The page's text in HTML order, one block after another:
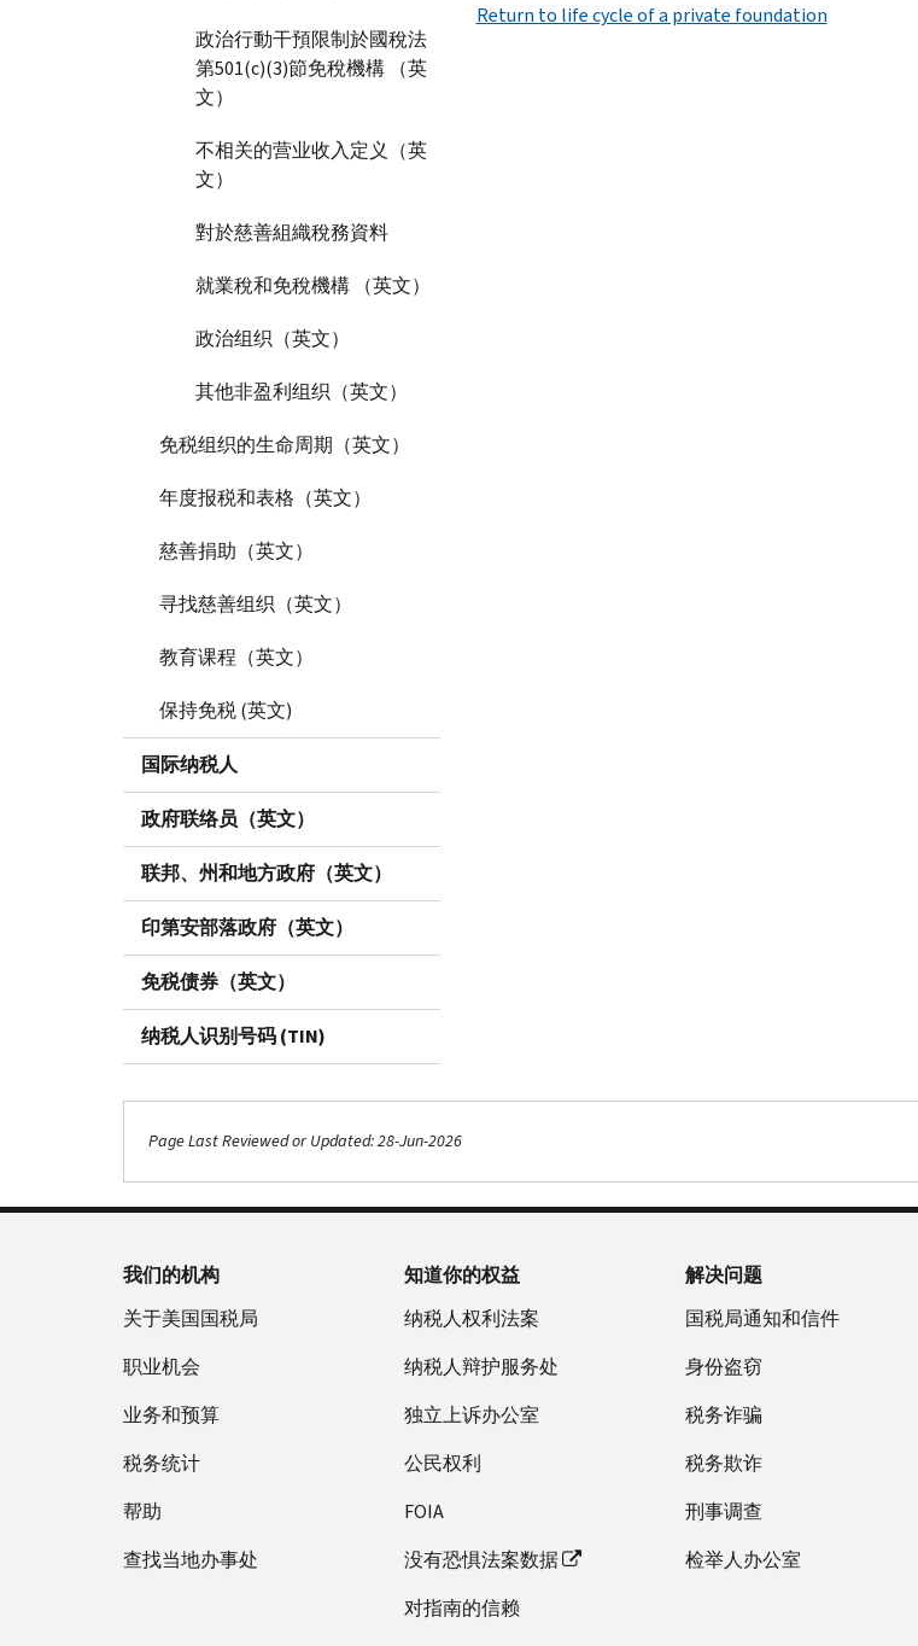
政治行動干預限制於國稅法
第501(c)(3)節免稅機構 （英
文）
不相关的营业收入定义（英
文）
對於慈善組織稅務資料
就業稅和免稅機構 （英文）
政治组织（英文）
其他非盈利组织（英文）
免税组织的生命周期（英文）
年度报税和表格（英文）
慈善捐助（英文）
寻找慈善组织（英文）
教育课程（英文）
保持免税 (英文)
国际纳税人
政府联络员（英文）
联邦、州和地方政府（英文）
印第安部落政府（英文）
免税债券（英文）
纳税人识别号码 (TIN)
Return to life cycle of a private foundation
Page Last Reviewed or Updated: 28-Jun-2026
我们的机构
关于美国国税局
职业机会
业务和预算
税务统计
帮助
查找当地办事处
知道你的权益
纳税人权利法案
纳税人辩护服务处
独立上诉办公室
公民权利
FOIA
没有恐惧法案数据
对指南的信赖
解决问题
国税局通知和信件
身份盗窃
税务诈骗
税务欺诈
刑事调查
检举人办公室